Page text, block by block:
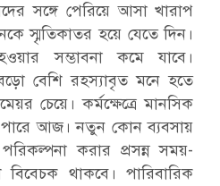
সঙ্গে পেরিয়ে আসা খারাপ
স্মৃতিকাতর হয়ে যেতে দিন।
সম্ভাবনা কমে যাবে।
বেশি রহস্যাবৃত মনে হতে
চেয়ে। কর্মক্ষেত্রে মানসিক
পারে আজ। নতুন কোন ব্যবসায়
করার প্রসন্ন সময়-
থাকবে। পারিবারিক